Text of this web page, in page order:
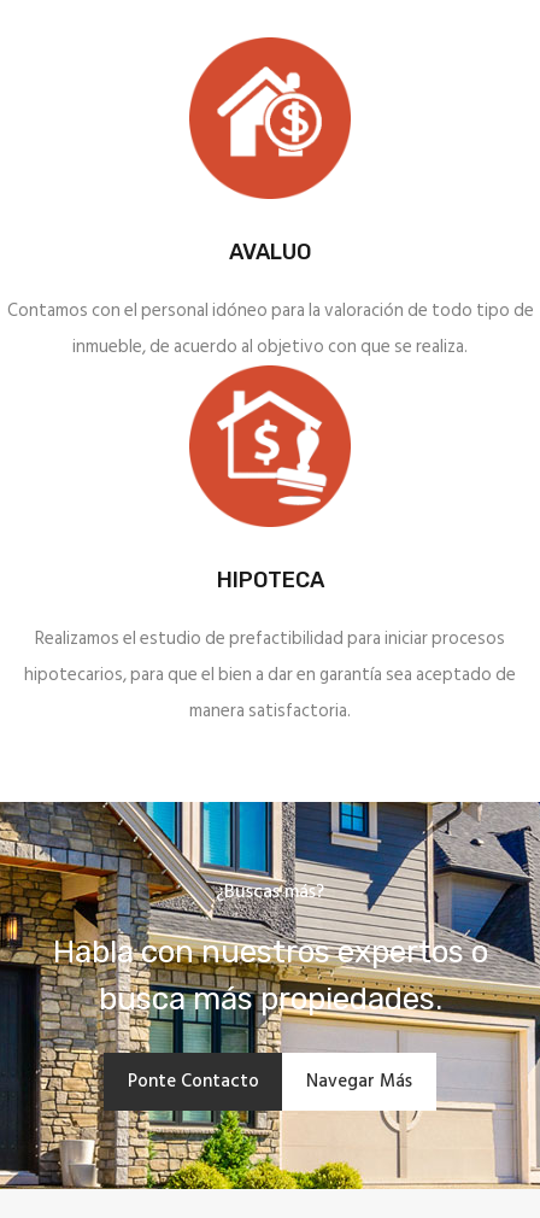
AVALUO
Contamos con el personal idóneo para la valoración de todo tipo de
inmueble, de acuerdo al objetivo con que se realiza.
HIPOTECA
Realizamos el estudio de prefactibilidad para iniciar procesos
hipotecarios, para que el bien a dar en garantía sea aceptado de
manera satisfactoria.
¿Buscas más?
Habla con nuestros expertos o
busca más propiedades.
Ponte Contacto Navegar Más